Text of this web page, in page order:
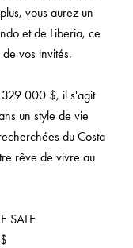
vous aurez un
et de Liberia, ce
vos invités.
000 $, il s'agit
un style de vie
du Costa
rêve de vivre au
SALE